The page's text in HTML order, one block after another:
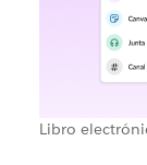
Libro